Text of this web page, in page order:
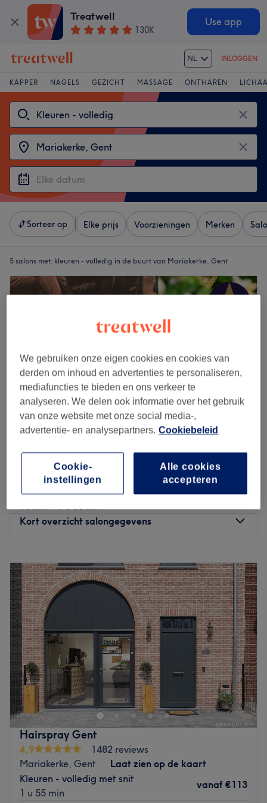
Treatwell
130K
Use app
NL INLOGGEN
KAPPER NAGELS GEZICHT MASSAGE ONTHAREN
Sorteer op Elke prijs Voorzieningen Merken
5 salons met: kleuren - volledig in de buurt van Mariakerke, Gent
Brugsesteenweg, Gent
Laat zien op de kaart
Dames : kleuren, verzorging drogen
vanaf €25
Kort overzicht salongegevens
Dinsdag
08:00–14:00
Woensdag
08:00–18:00
Donderdag
08:00–18:30
Vrijdag
08:00–18:00
Zaterdag
08:00–16:00
Zondag
Gesloten
Bij Isabelle Gryson HUID & HAAR staat persoonlijke zorg
en kwaliteit centraal.
Als ervaren specialist in haar- en huidverzorging bied ik
op maat gemaakte behandelingen aan, van balayage en
herstellende haartherapieën tot professionele
huidverbetering. Ik werk uitsluitend met hoogwaardige
producten die ik zelf gebruik en aanbeveel, zodat je
zeker bent van de beste resultaten. Mijn doel is om jouw
natuurlijke schoonheid te laten stralen in een ontspannen
en professionele omgeving.
Hairspray Gent
4,9
1482 reviews
Mariakerke, Gent
Laat zien op de kaart
Kleuren - volledig met snit
1 u 55 min
vanaf €113
We gebruiken onze eigen cookies en cookies van
derden om inhoud en advertenties te personaliseren,
mediafuncties te bieden en ons verkeer te
analyseren. We delen ook informatie over het gebruik
van onze website met onze social media-,
advertentie- en analysepartners. Cookiebeleid
Alle cookies
accepteren
Cookie-
instellingen